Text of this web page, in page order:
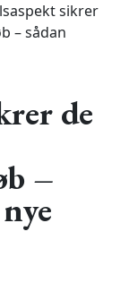
sikrer
– sådan
de
–